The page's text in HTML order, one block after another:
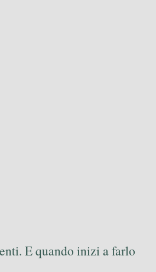
E quando inizi a farlo